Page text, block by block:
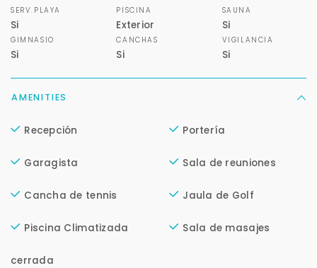
SERV.PLAYA
Si
PISCINA
Exterior
SAUNA
Si
GIMNASIO
Si
CANCHAS
Si
VIGILANCIA
Si
AMENITIES
Recepción Portería
Garagista Sala de reuniones
Cancha de tennis Jaula de Golf
Piscina Climatizada
cerrada
Sala de masajes
Tus datos están seguros
Buscamos darte la mejor experiencia.